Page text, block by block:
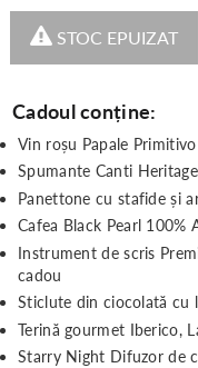
STOC EPUIZAT
Cadoul conține:
Vin roșu Papale
Spumante Canti
Panettone cu stafide și
Cafea Black Pearl 100%
Instrument de scris
cadou
Sticlute din ciocolată cu
Terină gourmet Iberico,
Starry Night Difuzor de